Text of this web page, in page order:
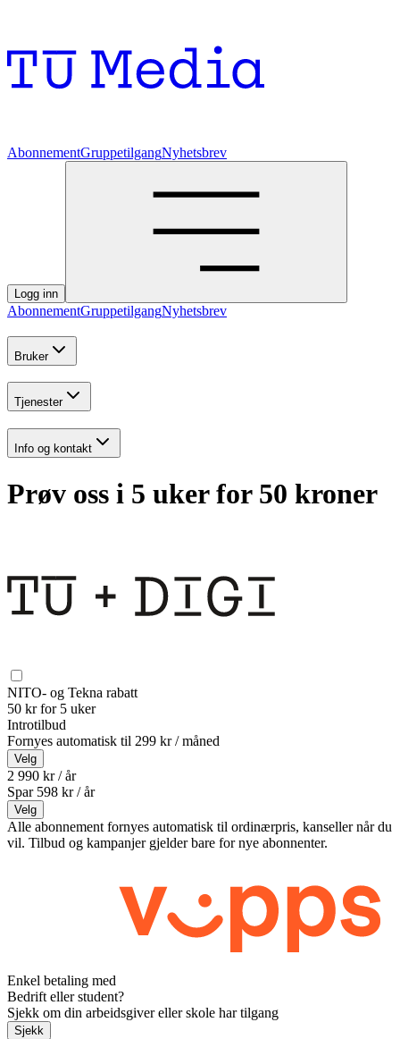
AbonnementGruppetilgangNyhetsbrev
Logg inn
AbonnementGruppetilgangNyhetsbrev
Bruker
Tjenester
Info og kontakt
Prøv oss i 5 uker for 50 kroner
NITO- og Tekna rabatt
50 kr for 5 uker
Introtilbud
Fornyes automatisk til 299 kr / måned
Velg
2 990 kr / år
Spar 598 kr /år
Velg
Alle abonnement fornyes automatisk til ordinærpris, kanseller når du
vil. Tilbud og kampanjer gjelder bare for nye abonnenter.
Enkel betaling med
Bedrift eller student?
Sjekk om din arbeidsgiver eller skole har tilgang
Sjekk